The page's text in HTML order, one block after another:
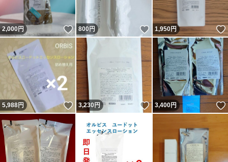
2,000円 いいね！
800円 いいね！
1,950円
5,988円 いいね！
3,230円 いいね！
3,400円